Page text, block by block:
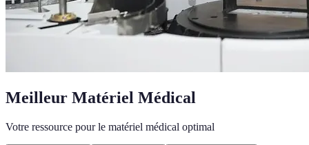
Meilleur Matériel Médical
Votre ressource pour le matériel médical optimal